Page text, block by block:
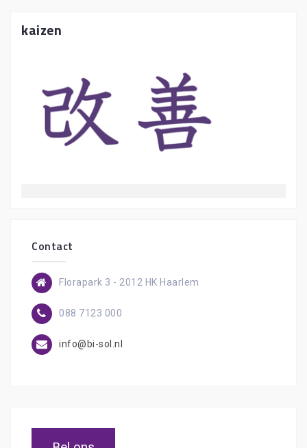
kaizen
Contact
Florapark 3 - 2012 HK Haarlem
088 7123 000
info@bi-sol.nl